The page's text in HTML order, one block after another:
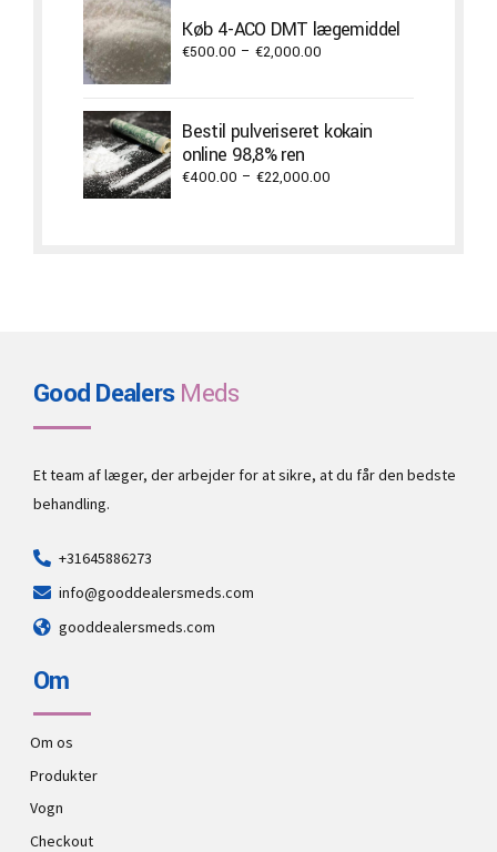
€2,000.00
Køb 4-ACO DMT lægemiddel
€500.00 – €2,000.00
through
€2,000.00
Bestil pulveriseret kokain
online 98,8% ren
€400.00 – €22,000.00
Good DealersMeds
Et team af læger, der arbejder for at sikre, at du får den bedste
behandling.
+31645886273
info@gooddealersmeds.com
gooddealersmeds.com
Om
Om os
Produkter
Vogn
Checkout